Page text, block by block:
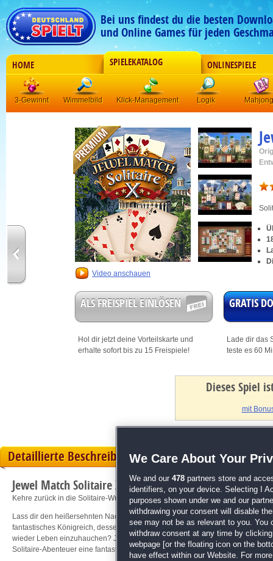
Bei uns findest du die besten
und Online Games für jeden
HOME SPIELEKATALOG ONLINESPIELE
3-Gewinnt Wimmelbild Klick-Management Logik Mahjong
Video anschauen
ALS FREISPIEL EINLÖSEN
Hol dir jetzt deine Vorteilskarte und
erhalte sofort bis zu 15 Freispiele!
GRATIS
Lade dir das
teste es 60
Dieses Spiel
mit
Detaillierte Beschreibung
Jewel Match Solitaire X
Kehre zurück in die Solitaire-Wunderwelt!
Lass dir den heißersehnten Nachfolger der beliebten Solitaire-Serie auf
fantastisches Königreich, dessen Burgen wiederaufgebaut werden müssen.
wieder Leben einzuhauchen? Jewel Match Solitaire X wird dich wieder in
Solitaire-Abenteuer eine fantastische Welt und lasse prächtige Schlösser in
We Care About Your
We and our 478 partners store and
identifiers, on your device. Selecting I
purposes shown under we and our
withdrawing your consent will disable
see may not be as relevant to you. You
withdraw consent at any time by
webpage [or the floating icon on the
have effect within our Website. For